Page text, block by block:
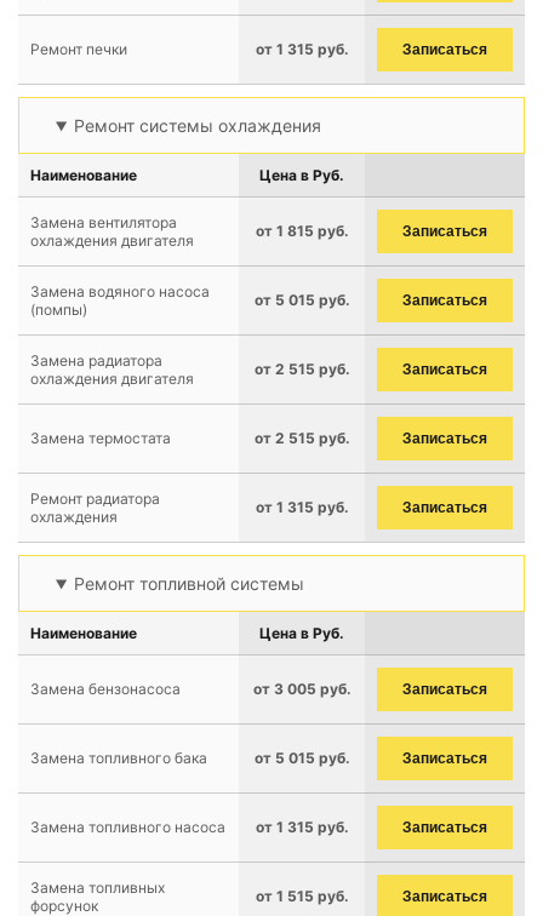
Ремонт печки от 1 315 руб. Записаться
Ремонт системы охлаждения
Наименование Цена в Руб.
Замена вентилятора
охлаждения двигателя
от 1 815 руб. Записаться
Замена водяного насоса
(помпы)
от 5 015 руб. Записаться
Замена радиатора
охлаждения двигателя
от 2 515 руб. Записаться
Замена термостата от 2 515 руб. Записаться
Ремонт радиатора
охлаждения
от 1 315 руб. Записаться
Ремонт топливной системы
Наименование Цена в Руб.
Замена бензонасоса от 3 005 руб. Записаться
Замена топливного бака от 5 015 руб. Записаться
Замена топливного насоса от 1 315 руб. Записаться
Замена топливных
форсунок
от 1 515 руб. Записаться